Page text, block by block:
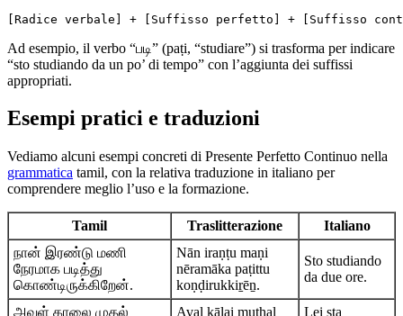
Ad esempio, il verbo “படி” (paṭi, “studiare”) si trasforma per indicare
“sto studiando da un po’ di tempo” con l’aggiunta dei suffissi
appropriati.
Esempi pratici e traduzioni
Vediamo alcuni esempi concreti di Presente Perfetto Continuo nella
grammatica tamil, con la relativa traduzione in italiano per
comprendere meglio l’uso e la formazione.
Tamil Traslitterazione
Italiano
நான் இரண்டு மணி
நேரமாக படித்து
கொண்டிருக்கிறேன்.
Nān iraṇṭu maṇi
nēramāka paṭittu
koṇḍirukkiṟēṉ.
Sto studiando
da due ore.
அவள் காலை முதல்
Avaḷ kālai muthal
Lei sta